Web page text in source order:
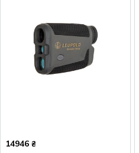
14946 ₴